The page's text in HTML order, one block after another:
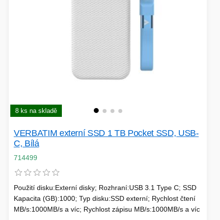
HERNÍ MYŠI
HERNÍ KLÁVESNICE
ROZŠIŘUJÍCÍ KARTY
PAMĚTI RAM
VÝPRODEJ
OSVĚTLENÍ
DEKORACE
8 ks na skladě
VERBATIM externí SSD 1 TB Pocket SSD, USB-
C, Bílá
714499
Použití disku:Externí disky; Rozhraní:USB 3.1 Type C; SSD
Kapacita (GB):1000; Typ disku:SSD externí; Rychlost čtení
MB/s:1000MB/s a víc; Rychlost zápisu MB/s:1000MB/s a víc